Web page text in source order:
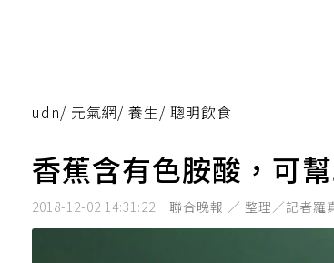
udn/ 元氣網/ 養生/ 聰明飲食
香蕉含有色胺酸，可
2018-12-02 14:31:22 聯合晚報 ／ 整理／記者羅